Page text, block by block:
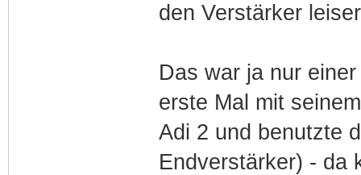
den Verstärker
Das war ja nur
erste Mal mit
Adi 2 und benutzte
Endverstärker) - da